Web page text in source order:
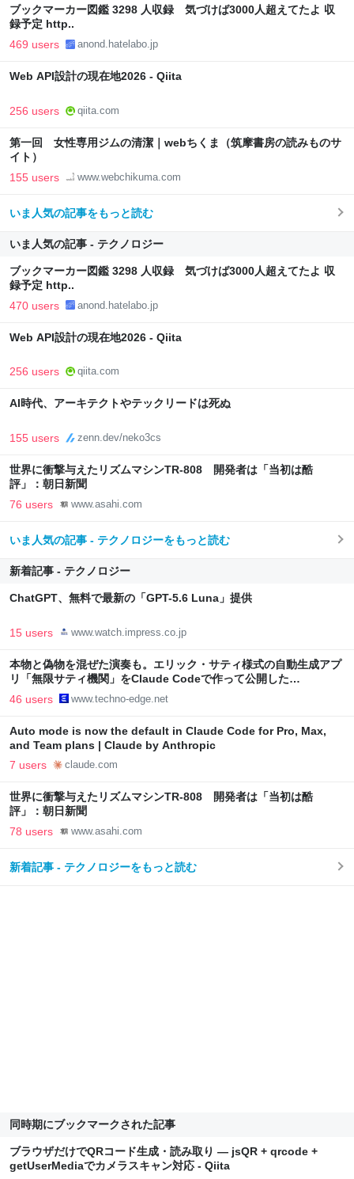
ブックマーカー図鑑 3298 人収録 気づけば3000人超えてたよ 収
録予定 http..
469 users anond.hatelabo.jp
Web API設計の現在地2026 - Qiita
256 users qiita.com
第一回 女性専用ジムの清潔｜webちくま（筑摩書房の読みものサ
イト）
155 users www.webchikuma.com
いま人気の記事をもっと読む
いま人気の記事 - テクノロジー
ブックマーカー図鑑 3298 人収録 気づけば3000人超えてたよ 収
録予定 http..
470 users anond.hatelabo.jp
Web API設計の現在地2026 - Qiita
256 users qiita.com
AI時代、アーキテクトやテックリードは死ぬ
155 users zenn.dev/neko3cs
世界に衝撃与えたリズムマシンTR-808 開発者は「当初は酷
評」：朝日新聞
76 users www.asahi.com
いま人気の記事 - テクノロジーをもっと読む
新着記事 - テクノロジー
ChatGPT、無料で最新の「GPT-5.6 Luna」提供
15 users www.watch.impress.co.jp
本物と偽物を混ぜた演奏も。エリック・サティ様式の自動生成アプ
リ「無限サティ機関」をClaude Codeで作って公開した
（CloseBox） | テクノエッジ TechnoEdge
46 users www.techno-edge.net
Auto mode is now the default in Claude Code for Pro, Max,
and Team plans | Claude by Anthropic
7 users claude.com
世界に衝撃与えたリズムマシンTR-808 開発者は「当初は酷
評」：朝日新聞
78 users www.asahi.com
新着記事 - テクノロジーをもっと読む
同時期にブックマークされた記事
ブラウザだけでQRコード生成・読み取り — jsQR + qrcode +
getUserMediaでカメラスキャン対応 - Qiita